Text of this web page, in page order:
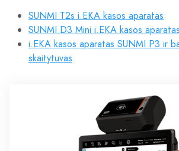
SUNMI T2s i.EKA kasos aparatas
SUNMI D3 Mini i.EKA kasos aparatas
i.EKA kasos aparatas SUNMI P3 ir
skaitytuvas